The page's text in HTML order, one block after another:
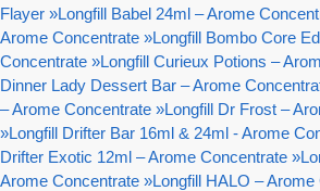
Flayer »Longfill Babel 24ml – Arome
Arome Concentrate »Longfill Bombo Core
Concentrate »Longfill Curieux Potions –
Dinner Lady Dessert Bar – Arome
– Arome Concentrate »Longfill Dr Frost –
»Longfill Drifter Bar 16ml & 24ml - Arome
Drifter Exotic 12ml – Arome Concentrate »
Arome Concentrate »Longfill HALO –